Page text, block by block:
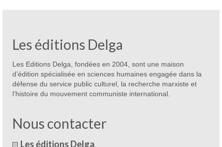
Les éditions Delga
Les Editions Delga, fondées en 2004, sont une maison
d’édition spécialisée en sciences humaines engagée dans la
défense du service public culturel, la recherche marxiste et
l’histoire du mouvement communiste international.
Nous contacter
Les éditions Delga